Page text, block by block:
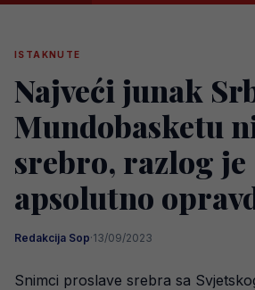
ISTAKNUTE
Najveći junak
Mundobasketu
srebro, razlog je
apsolutno
Redakcija Sop·13/09/2023
Snimci proslave srebra sa